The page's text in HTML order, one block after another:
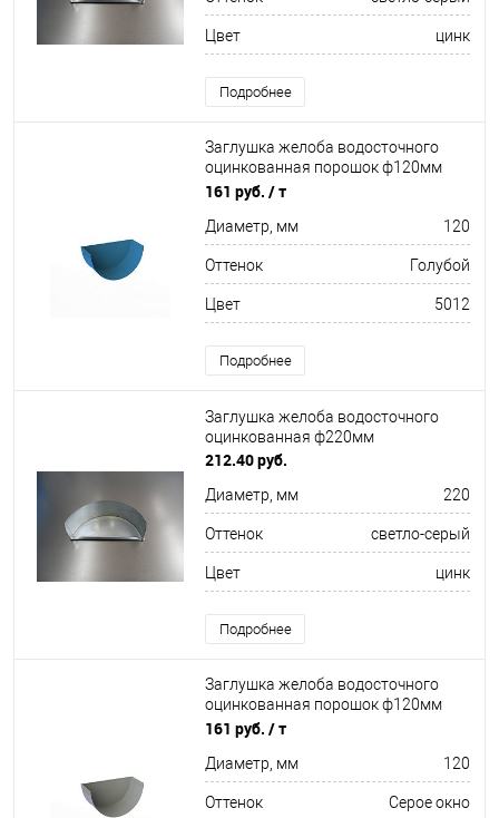
Цвет цинк
Подробнее
Заглушка желоба водосточного
оцинкованная порошок ф120мм
RAL 5012
161 руб. / т
Диаметр, мм 120
Оттенок Голубой
Цвет 5012
Подробнее
Заглушка желоба водосточного
оцинкованная ф220мм
212.40 руб.
Диаметр, мм 220
Оттенок светло-серый
Цвет цинк
Подробнее
Заглушка желоба водосточного
оцинкованная порошок ф120мм
RAL 7040
161 руб. / т
Диаметр, мм 120
Оттенок Серое окно